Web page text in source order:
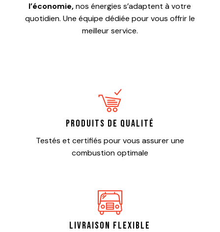
l’économie,nos énergies s’adaptent à votre
quotidien. Une équipe dédiée pour vous offrir le
meilleur service.
Produits de qualité
Testés et certifiés pour vous assurer une
combustion optimale
Livraison flexible